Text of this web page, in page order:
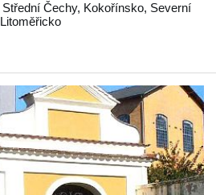
Střední Čechy, Kokořínsko, Severní
Litoměřicko